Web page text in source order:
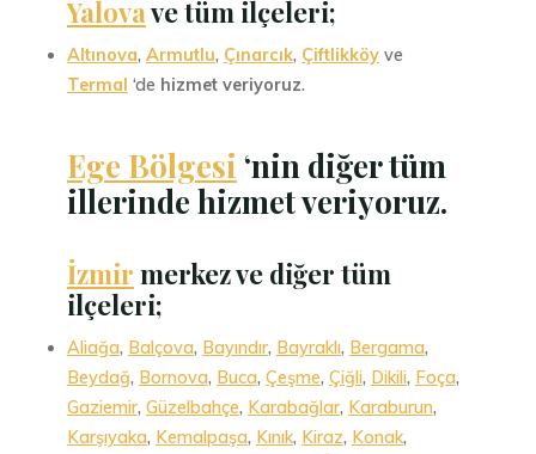
Yalovave tüm ilçeleri;
Altınova,Armutlu, Çınarcık, Çiftlikköy ve
Termal ‘de hizmet veriyoruz.
Ege Bölgesi ‘nin diğer tüm
illerinde hizmet veriyoruz.
İzmir merkez ve diğer tüm
ilçeleri;
Aliağa, Balçova, Bayındır, Bayraklı, Bergama,
Beydağ, Bornova, Buca,Çeşme,Çiğli, Dikili, Foça,
Gaziemir,Güzelbahçe, Karabağlar, Karaburun,
Karşıyaka, Kemalpaşa, Kınık, Kiraz, Konak,